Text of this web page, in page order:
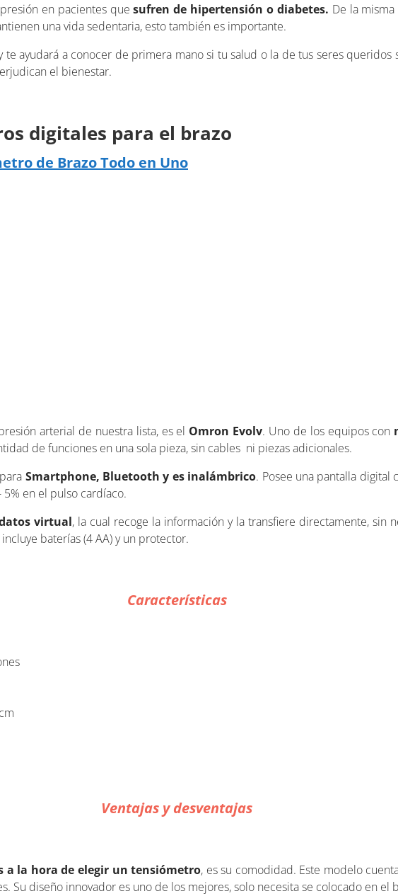
en pacientes quesufren de hipertensión o diabetes. De la
una vida sedentaria, esto también es importante.
te ayudará a conocer de primera mano si tu salud o la de tus seres queridos
el bienestar.
digitales para el brazo
de Brazo Todo en Uno
arterial de nuestra lista, es el Omron Evolv. Uno de los equipos con
de funciones en una sola pieza, sin cables ni piezas adicionales.
Smartphone, Bluetooth y es inalámbrico. Posee una pantalla digital
en el pulso cardíaco.
virtual, la cual recoge la información y la transfiere directamente, sin
baterías (4 AA) y un protector.
Características
Ventajas y desventajas
a la hora de elegir un tensiómetro, es su comodidad. Este modelo
Su diseño innovador es uno de los mejores, solo necesita se colocado en el